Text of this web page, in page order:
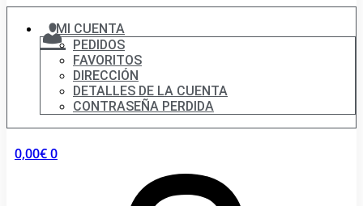
MI CUENTA
PEDIDOS
FAVORITOS
DIRECCIÓN
DETALLES DE LA CUENTA
CONTRASEÑA PERDIDA
0,00€0